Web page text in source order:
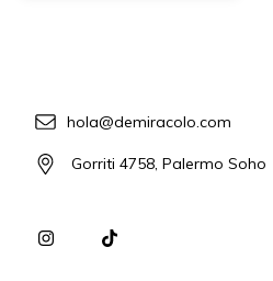
hola@demiracolo.com
Gorriti 4758, Palermo Soho